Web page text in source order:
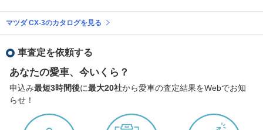
マツダ CX-3のカタログを見る
車査定を依頼する
あなたの愛車、今いくら？
申込み最短3時間後に最大20社から愛車の査定結果をWebでお知
らせ！